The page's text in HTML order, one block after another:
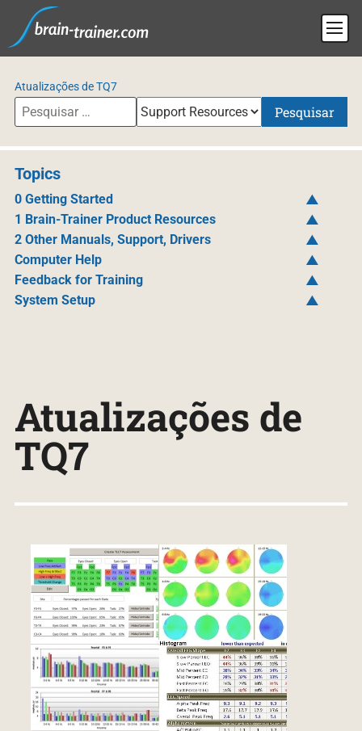
Atualizações de TQ7
Pesquisar
Topics
0 Getting Started
1 Brain-Trainer Product Resources
2 Other Manuals, Support, Drivers
Computer Help
Feedback for Training
System Setup
Atualizações de
TQ7